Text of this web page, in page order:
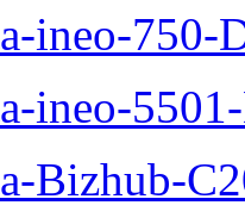
ineo-750-
ineo-
Bizhub-